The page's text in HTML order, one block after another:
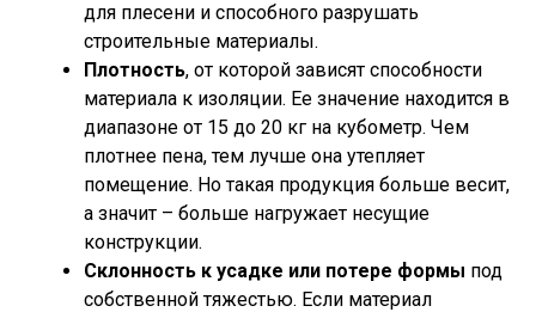
для плесени и способного разрушать
строительные материалы.
Плотность, от которой зависят способности
материала к изоляции. Ее значение находится в
диапазоне от 15 до 20 кг на кубометр. Чем
плотнее пена, тем лучше она утепляет
помещение. Но такая продукция больше весит,
а значит – больше нагружает несущие
конструкции.
Склонность к усадке или потере формы под
собственной тяжестью. Если материал